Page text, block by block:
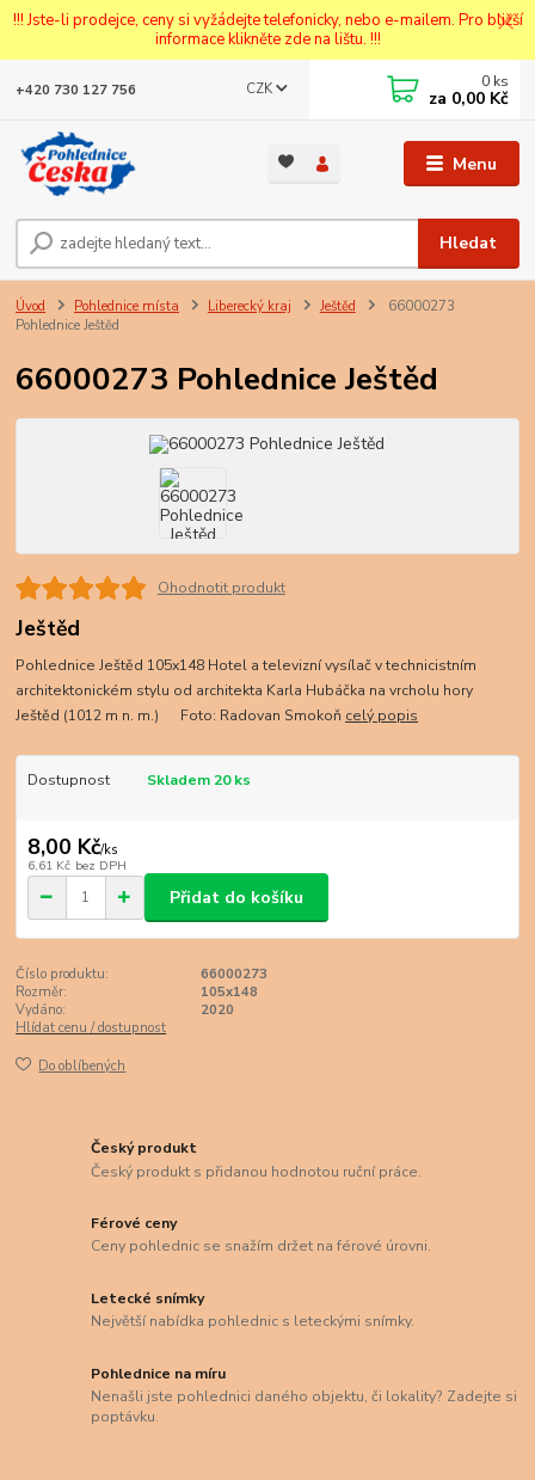
!!! Jste-li prodejce, ceny si vyžádejte telefonicky, nebo e-mailem. Pro bližší
informace klikněte zde na lištu. !!!
Menu
CZK
Hledat
+420 730 127 756 0 ks
za 0,00 Kč
Úvod Pohlednice místa Liberecký kraj Ještěd
66000273
Pohlednice Ještěd
66000273 Pohlednice Ještěd
Ohodnotit produkt
Ještěd
Pohlednice Ještěd 105x148 Hotel a televizní vysílač v technicistním
architektonickém stylu od architekta Karla Hubáčka na vrcholu hory
Ještěd (1012 m n. m.) Foto: Radovan Smokoň celý popis
Dostupnost Skladem 20 ks
8,00 Kč/ks
6,61 Kč bez DPH
Přidat do košíku
Číslo produktu:
66000273
Rozměr:
105x148
Vydáno:
2020
Hlídat cenu / dostupnost
Do oblíbených
Český produkt
Český produkt s přidanou hodnotou ruční práce.
Férové ceny
Ceny pohlednic se snažím držet na férové úrovni.
Letecké snímky
Největší nabídka pohlednic s leteckými snímky.
Pohlednice na míru
Nenašli jste pohlednici daného objektu, či lokality? Zadejte si
poptávku.